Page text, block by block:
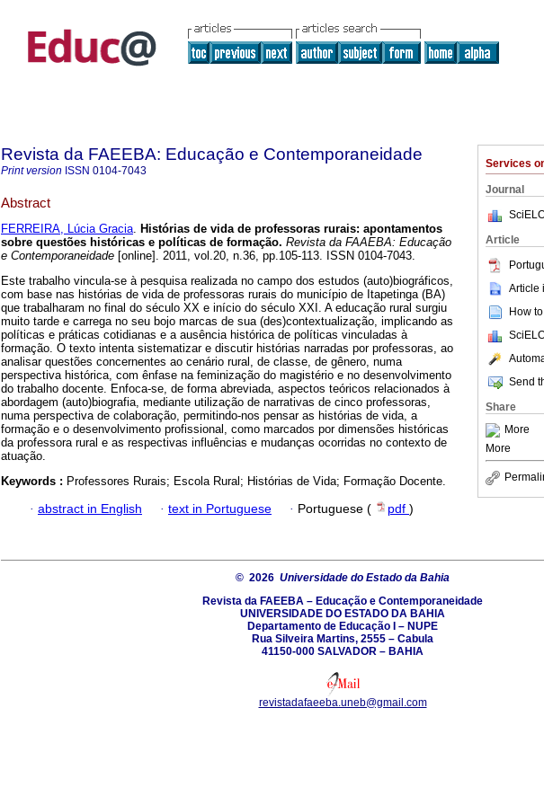
Services
Journal
Article
Article
How
Send
Share
More
More
Revista da FAEEBA: Educação e Contemporaneidade
Print version ISSN 0104-7043
Abstract
FERREIRA, Lúcia Gracia. Histórias de vida de professoras rurais: apontamentos
sobre questões históricas e políticas de formação. Revista da FAAEBA: Educação
e Contemporaneidade [online]. 2011, vol.20, n.36, pp.105-113. ISSN 0104-7043.
Este trabalho vincula-se à pesquisa realizada no campo dos estudos (auto)biográficos,
com base nas histórias de vida de professoras rurais do município de Itapetinga (BA)
que trabalharam no final do século XX e início do século XXI. A educação rural surgiu
muito tarde e carrega no seu bojo marcas de sua (des)contextualização, implicando as
políticas e práticas cotidianas e a ausência histórica de políticas vinculadas à
formação. O texto intenta sistematizar e discutir histórias narradas por professoras, ao
analisar questões concernentes ao cenário rural, de classe, de gênero, numa
perspectiva histórica, com ênfase na feminização do magistério e no desenvolvimento
do trabalho docente. Enfoca-se, de forma abreviada, aspectos teóricos relacionados à
abordagem (auto)biografia, mediante utilização de narrativas de cinco professoras,
numa perspectiva de colaboração, permitindo-nos pensar as histórias de vida, a
formação e o desenvolvimento profissional, como marcados por dimensões históricas
da professora rural e as respectivas influências e mudanças ocorridas no contexto de
atuação.
Keywords : Professores Rurais; Escola Rural; Histórias de Vida; Formação Docente.
· abstract in English · text in Portuguese · Portuguese ( pdf )
© 2026 Universidade do Estado da Bahia
Revista da FAEEBA – Educação e Contemporaneidade
UNIVERSIDADE DO ESTADO DA BAHIA
Departamento de Educação I – NUPE
Rua Silveira Martins, 2555 – Cabula
41150-000 SALVADOR – BAHIA
revistadafaeeba.uneb@gmail.com